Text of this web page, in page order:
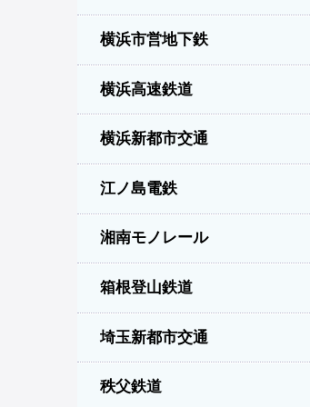
横浜市営地下鉄
横浜高速鉄道
横浜新都市交通
江ノ島電鉄
湘南モノレール
箱根登山鉄道
埼玉新都市交通
秩父鉄道